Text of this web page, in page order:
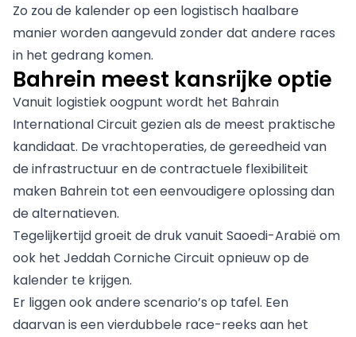
Zo zou de kalender op een logistisch haalbare
manier worden aangevuld zonder dat andere races
in het gedrang komen.
Bahrein meest kansrijke optie
Vanuit logistiek oogpunt wordt het Bahrain
International Circuit gezien als de meest praktische
kandidaat. De vrachtoperaties, de gereedheid van
de infrastructuur en de contractuele flexibiliteit
maken Bahrein tot een eenvoudigere oplossing dan
de alternatieven.
Tegelijkertijd groeit de druk vanuit Saoedi-Arabië om
ook het Jeddah Corniche Circuit opnieuw op de
kalender te krijgen.
Er liggen ook andere scenario’s op tafel. Een
daarvan is een vierdubbele race-reeks aan het